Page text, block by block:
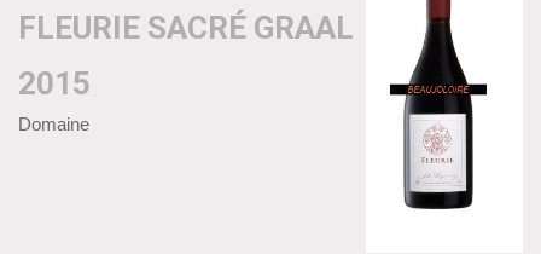
FLEURIE SACRÉ GRAAL
2015
Domaine